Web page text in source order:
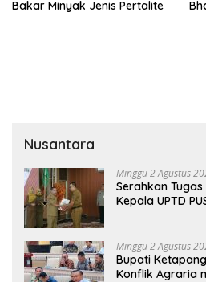
Bakar Minyak Jenis Pertalite
Nusantara
Minggu 2 Agustus
Serahkan
Kepala UPTD
Minggu 2 Agustus
Bupati
Konflik Agraria